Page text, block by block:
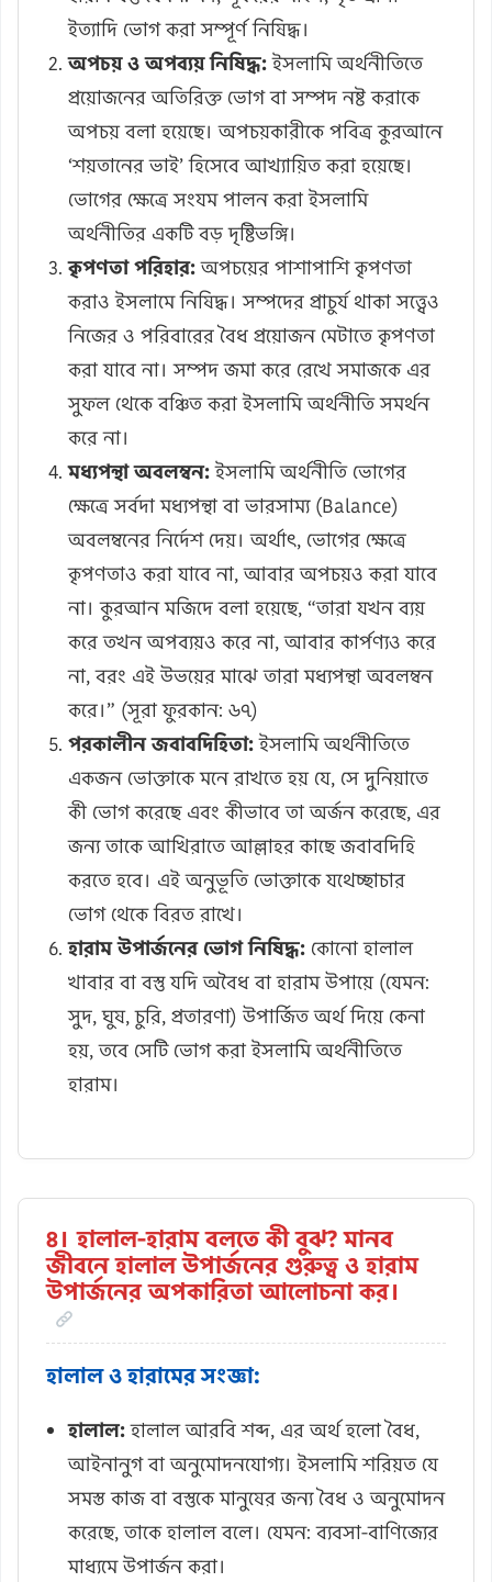
ইত্যাদি ভোগ করা সম্পূর্ণ নিষিদ্ধ।
অপচয় ও অপব্যয় নিষিদ্ধ:ইসলামি অর্থনীতিতে
প্রয়োজনের অতিরিক্ত ভোগ বা সম্পদ নষ্ট করাকে
অপচয় বলা হয়েছে। অপচয়কারীকে পবিত্র কুরআনে
‘শয়তানের ভাই’ হিসেবে আখ্যায়িত করা হয়েছে।
ভোগের ক্ষেত্রে সংযম পালন করা ইসলামি
অর্থনীতির একটি বড় দৃষ্টিভঙ্গি।
কৃপণতা পরিহার:অপচয়ের পাশাপাশি কৃপণতা
করাও ইসলামে নিষিদ্ধ। সম্পদের প্রাচুর্য থাকা সত্ত্বেও
নিজের ও পরিবারের বৈধ প্রয়োজন মেটাতে কৃপণতা
করা যাবে না। সম্পদ জমা করে রেখে সমাজকে এর
সুফল থেকে বঞ্চিত করা ইসলামি অর্থনীতি সমর্থন
করে না।
মধ্যপন্থা অবলম্বন:ইসলামি অর্থনীতি ভোগের
ক্ষেত্রে সর্বদা মধ্যপন্থা বা ভারসাম্য (Balance)
অবলম্বনের নির্দেশ দেয়। অর্থাৎ, ভোগের ক্ষেত্রে
কৃপণতাও করা যাবে না, আবার অপচয়ও করা যাবে
না। কুরআন মজিদে বলা হয়েছে, “তারা যখন ব্যয়
করে তখন অপব্যয়ও করে না, আবার কার্পণ্যও করে
না, বরং এই উভয়ের মাঝে তারা মধ্যপন্থা অবলম্বন
করে।” (সূরা ফুরকান: ৬৭)
পরকালীন জবাবদিহিতা:ইসলামি অর্থনীতিতে
একজন ভোক্তাকে মনে রাখতে হয় যে, সে দুনিয়াতে
কী ভোগ করেছে এবং কীভাবে তা অর্জন করেছে, এর
জন্য তাকে আখিরাতে আল্লাহর কাছে জবাবদিহি
করতে হবে। এই অনুভূতি ভোক্তাকে যথেচ্ছাচার
ভোগ থেকে বিরত রাখে।
হারাম উপার্জনের ভোগ নিষিদ্ধ: কোনো হালাল
খাবার বা বস্তু যদি অবৈধ বা হারাম উপায়ে (যেমন:
সুদ, ঘুষ, চুরি, প্রতারণা) উপার্জিত অর্থ দিয়ে কেনা
হয়, তবে সেটি ভোগ করা ইসলামি অর্থনীতিতে
হারাম।
৪। হালাল-হারাম বলতে কী বুঝ? মানব
জীবনে হালাল উপার্জনের গুরুত্ব ও হারাম
উপার্জনের অপকারিতা আলোচনা কর।
হালাল ও হারামের সংজ্ঞা:
হালাল:হালাল আরবি শব্দ, এর অর্থ হলো বৈধ,
আইনানুগ বা অনুমোদনযোগ্য। ইসলামি শরিয়ত যে
সমস্ত কাজ বা বস্তুকে মানুষের জন্য বৈধ ও অনুমোদন
করেছে, তাকে হালাল বলে। যেমন: ব্যবসা-বাণিজ্যের
মাধ্যমে উপার্জন করা।